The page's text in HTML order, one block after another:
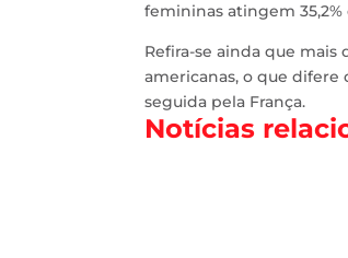
femininas atingem 35,2%
Refira-se ainda que mais
americanas, o que
seguida pela França.
Notícias